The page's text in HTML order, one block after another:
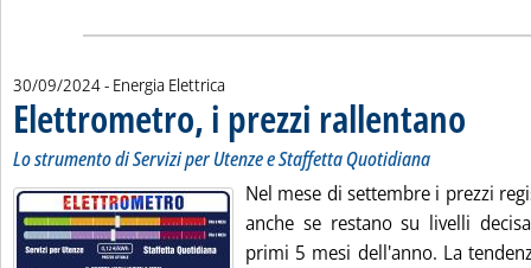
30/09/2024- Energia Elettrica
Elettrometro, i prezzi rallentano
Lo strumento di Servizi per Utenze e Staffetta Quotidiana
Nel mese di settembre i prezzi
anche se restano su livelli
primi 5 mesi dell'anno. La